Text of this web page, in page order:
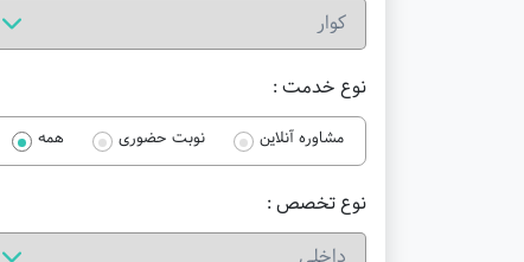
نوع خدمت :
مشاوره آنلاین نوبت حضوری همه
نوع تخصص :